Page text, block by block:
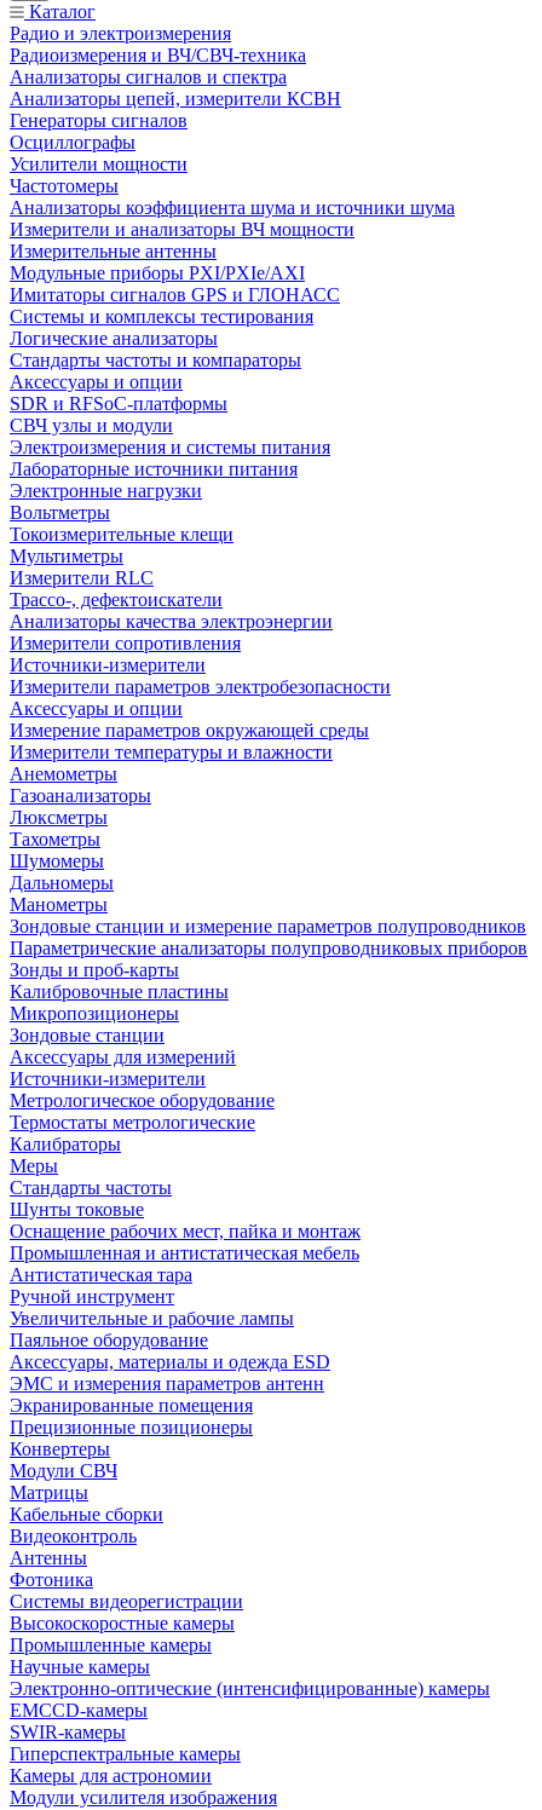
Каталог
Радио и электроизмерения
Радиоизмерения и ВЧ/СВЧ-техника
Анализаторы сигналов и спектра
Анализаторы цепей, измерители КСВН
Генераторы сигналов
Осциллографы
Усилители мощности
Частотомеры
Анализаторы коэффициента шума и источники шума
Измерители и анализаторы ВЧ мощности
Измерительные антенны
Модульные приборы PXI/PXIe/AXI
Имитаторы сигналов GPS и ГЛОНАСС
Системы и комплексы тестирования
Логические анализаторы
Стандарты частоты и компараторы
Аксессуары и опции
SDR и RFSoC‑платформы
СВЧ узлы и модули
Электроизмерения и системы питания
Лабораторные источники питания
Электронные нагрузки
Вольтметры
Токоизмерительные клещи
Мультиметры
Измерители RLC
Трассо-, дефектоискатели
Анализаторы качества электроэнергии
Измерители сопротивления
Источники-измерители
Измерители параметров электробезопасности
Аксессуары и опции
Измерение параметров окружающей среды
Измерители температуры и влажности
Анемометры
Газоанализаторы
Люксметры
Тахометры
Шумомеры
Дальномеры
Манометры
Зондовые станции и измерение параметров полупроводников
Параметрические анализаторы полупроводниковых приборов
Зонды и проб-карты
Калибровочные пластины
Микропозиционеры
Зондовые станции
Аксессуары для измерений
Источники-измерители
Метрологическое оборудование
Термостаты метрологические
Калибраторы
Меры
Стандарты частоты
Шунты токовые
Оснащение рабочих мест, пайка и монтаж
Промышленная и антистатическая мебель
Антистатическая тара
Ручной инструмент
Увеличительные и рабочие лампы
Паяльное оборудование
Аксессуары, материалы и одежда ESD
ЭМС и измерения параметров антенн
Экранированные помещения
Прецизионные позиционеры
Конвертеры
Модули СВЧ
Матрицы
Кабельные сборки
Видеоконтроль
Антенны
Фотоника
Cистемы видеорегистрации
Высокоскоростные камеры
Промышленные камеры
Научные камеры
Электронно-оптические (интенсифицированные) камеры
EMCCD-камеры
SWIR-камеры
Гиперспектральные камеры
Камеры для астрономии
Модули усилителя изображения